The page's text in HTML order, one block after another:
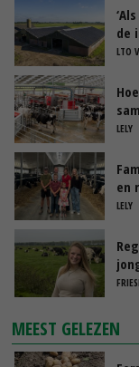
de
LTO
LELY
en
LELY
MEEST GELEZEN